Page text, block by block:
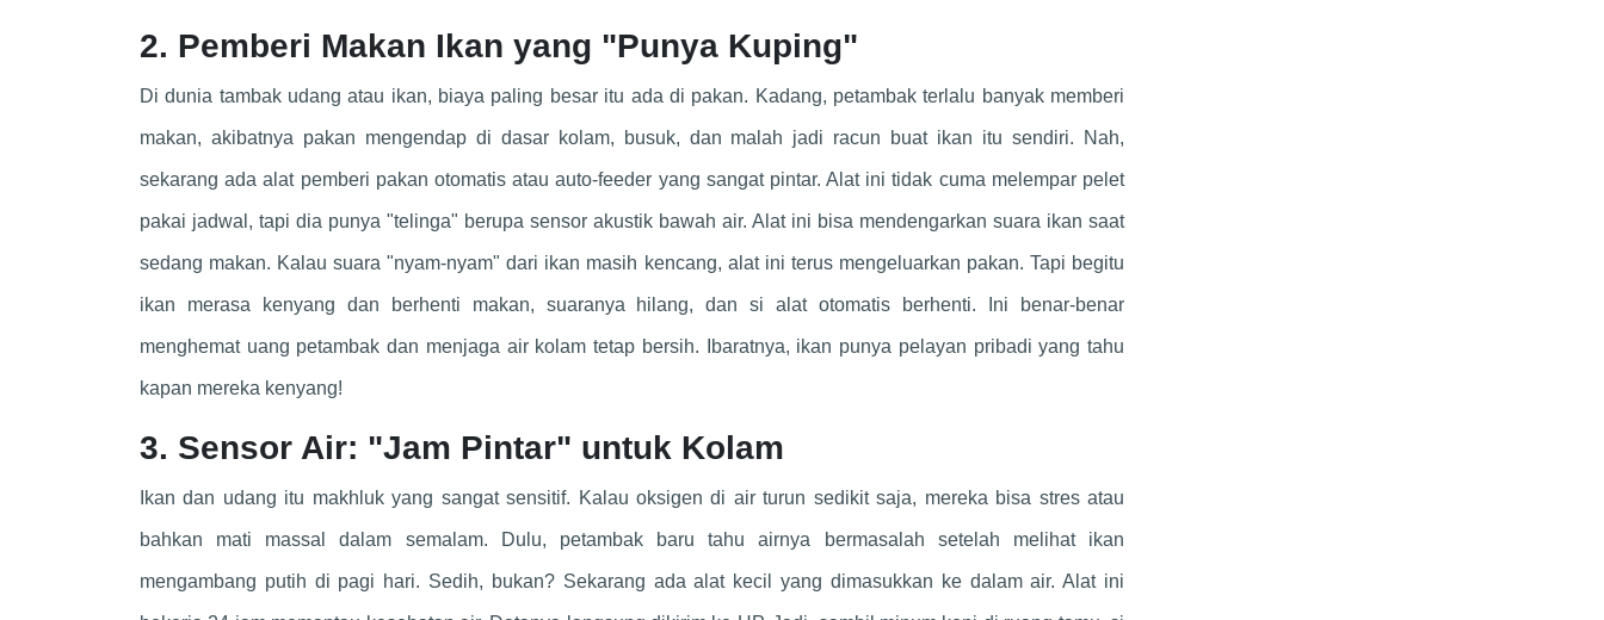
2. Pemberi Makan Ikan yang "Punya Kuping"
Di dunia tambak udang atau ikan, biaya paling besar itu ada di pakan. Kadang, petambak terlalu banyak memberi
makan, akibatnya pakan mengendap di dasar kolam, busuk, dan malah jadi racun buat ikan itu sendiri. Nah,
sekarang ada alat pemberi pakan otomatis atau auto-feeder yang sangat pintar. Alat ini tidak cuma melempar pelet
pakai jadwal, tapi dia punya "telinga" berupa sensor akustik bawah air. Alat ini bisa mendengarkan suara ikan saat
sedang makan. Kalau suara "nyam-nyam" dari ikan masih kencang, alat ini terus mengeluarkan pakan. Tapi begitu
ikan merasa kenyang dan berhenti makan, suaranya hilang, dan si alat otomatis berhenti. Ini benar-benar
menghemat uang petambak dan menjaga air kolam tetap bersih. Ibaratnya, ikan punya pelayan pribadi yang tahu
kapan mereka kenyang!
3. Sensor Air: "Jam Pintar" untuk Kolam
Ikan dan udang itu makhluk yang sangat sensitif. Kalau oksigen di air turun sedikit saja, mereka bisa stres atau
bahkan mati massal dalam semalam. Dulu, petambak baru tahu airnya bermasalah setelah melihat ikan
mengambang putih di pagi hari. Sedih, bukan? Sekarang ada alat kecil yang dimasukkan ke dalam air. Alat ini